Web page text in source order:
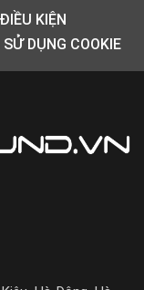
KIỆN
DỤNG COOKIE